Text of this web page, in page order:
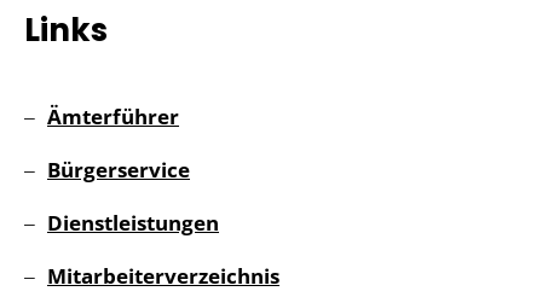
Links
Ämterführer
Bürgerservice
Dienstleistungen
Mitarbeiterverzeichnis